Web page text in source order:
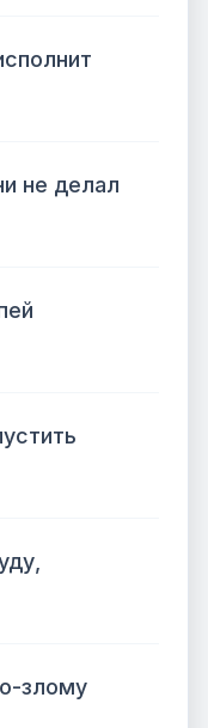
не делал
злому